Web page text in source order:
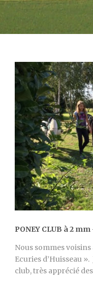
PONEY CLUB à 2
Nous sommes
Ecuries d’Huisseau
club, très apprécié